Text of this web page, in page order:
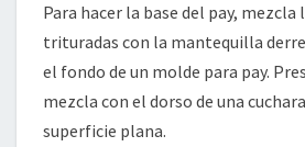
Para hacer la base del pay,
trituradas con la mantequilla
el fondo de un molde para pay.
mezcla con el dorso de una
superficie plana.